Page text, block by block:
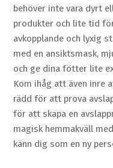
behöver inte vara dyrt
produkter och lite tid
avkopplande och lyxig
med en ansiktsmask,
och ge dina fötter lite
Kom ihåg att även inre
rädd för att prova
för att skapa en
magisk hemmakväll
känn dig som en ny